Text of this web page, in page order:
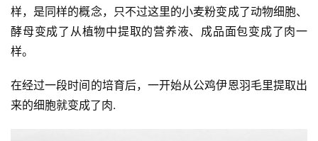
样，是同样的概念，只不过这里的小麦粉变成了动物细胞、
酵母变成了从植物中提取的营养液、成品面包变成了肉一
样。
在经过一段时间的培育后，一开始从公鸡伊恩羽毛里提取出
来的细胞就变成了肉.